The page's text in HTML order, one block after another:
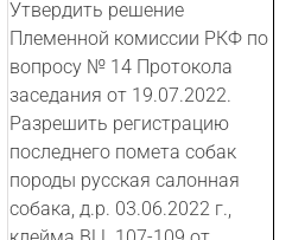
Утвердить решение
Племенной комиссии РКФ по
вопросу № 14 Протокола
заседания от 19.07.2022.
Разрешить регистрацию
последнего помета собак
породы русская салонная
собака, д.р. 03.06.2022 г.,